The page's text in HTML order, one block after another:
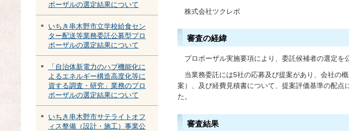
ポーザルの選定結果について
いちき串木野市立学校給食セン
ター配送等業務委託公募型プロ
ポーザルの選定結果について
「自治体新電力のハブ機能化に
よるエネルギー構造高度化等に
資する調査・研究」業務のプロ
ポーザルの選定結果について
いちき串木野市サテライトオフ
ィス整備（設計・施工）事業公
株式会社ツクレボ
審査の経緯
プロポーザル実施要項により、委託候補者の選定を
当業務委託には5社の応募及び提案があり、会社の
案）、及び経費見積書について、提案評価基準の配
た。
審査結果